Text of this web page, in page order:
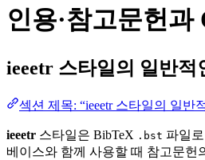
인용·참고문헌과
ieeetr 스타일의 일반적
섹션 제목: “ieeetr 스타일의 일반
ieeetr 스타일은 BibTeX .bst 파일
베이스와 함께 사용할 때 참고문헌